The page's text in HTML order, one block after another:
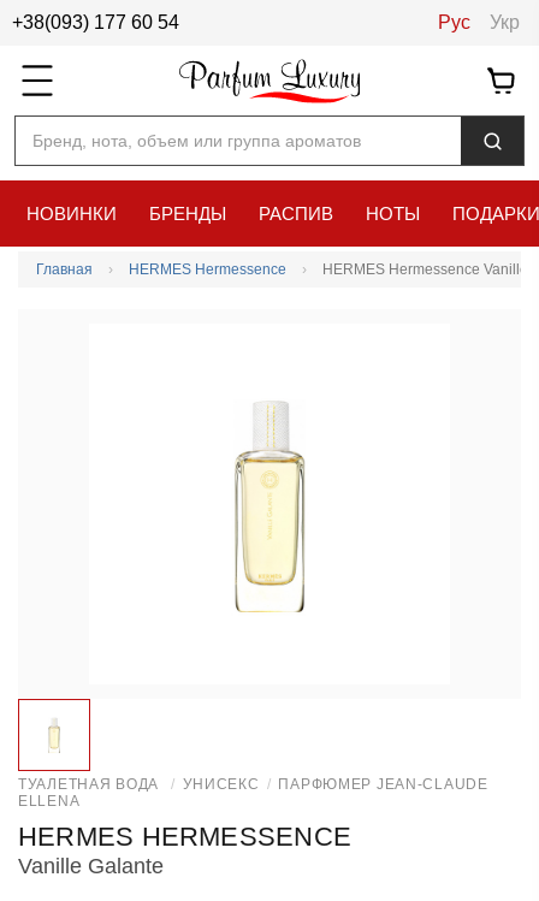
+38(093) 177 60 54 Рус Укр
Бренд, нота, объем или группа ароматов
НОВИНКИ БРЕНДЫ РАСПИВ НОТЫ ПОДАРКИ
Главная HERMES Hermessence HERMES Hermessence Vanille
ТУАЛЕТНАЯ ВОДА / УНИСЕКС / ПАРФЮМЕР JEAN-CLAUDE
ELLENA
HERMES HERMESSENCE
Vanille Galante